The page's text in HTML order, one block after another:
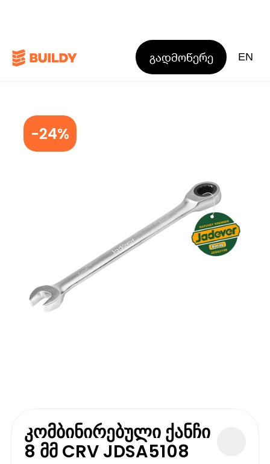
გადმოწერე EN
-24%
კომბინირებული ქანჩი
8 მმ CRV JDSA5108